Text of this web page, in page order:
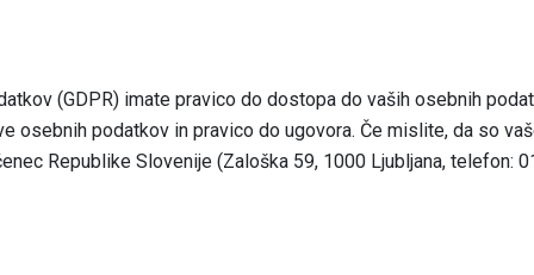
(GDPR) imate pravico do dostopa do vaših osebnih
podatkov in pravico do ugovora. Če mislite, da so
Republike Slovenije (Zaloška 59, 1000 Ljubljana, telefon: